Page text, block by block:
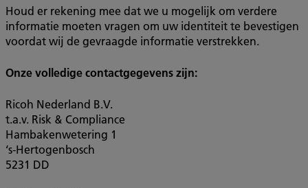
Houd er rekening mee dat we u mogelijk om verdere
informatie moeten vragen om uw identiteit te bevestigen
voordat wij de gevraagde informatie verstrekken.
Onze volledige contactgegevens zijn:
Ricoh Nederland B.V.
t.a.v. Risk & Compliance
Hambakenwetering 1
‘s-Hertogenbosch
5231 DD